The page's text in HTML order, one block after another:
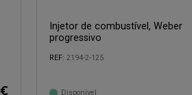
€
Injetor de combustível, Weber
progressivo
REF: 2194-2-125
Disponível